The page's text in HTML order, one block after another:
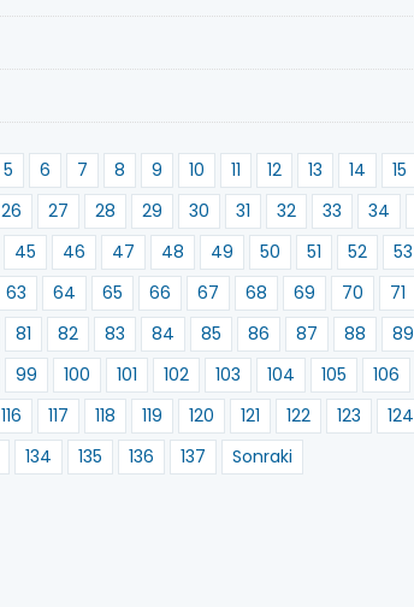
5 6 7 8 9 10 11 12 13 14 15
26 27 28 29 30 31 32 33 34
45 46 47 48 49 50 51 52 53
63 64 65 66 67 68 69 70 71
81 82 83 84 85 86 87 88 89
99 100 101 102 103 104 105 106
116 117 118 119 120 121 122 123 124
134 135 136 137 Sonraki